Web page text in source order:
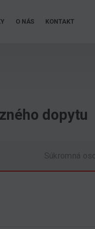
O NÁS KONTAKT
dopytu
Súkromná